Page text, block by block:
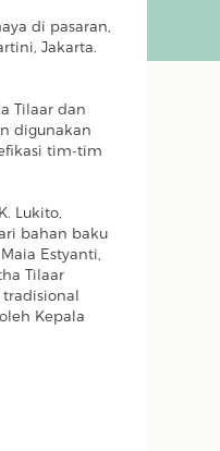
di pasaran,
Jakarta.
Tilaar dan
digunakan
tim-tim
Lukito,
bahan baku
Estyanti,
Tilaar
Kepala